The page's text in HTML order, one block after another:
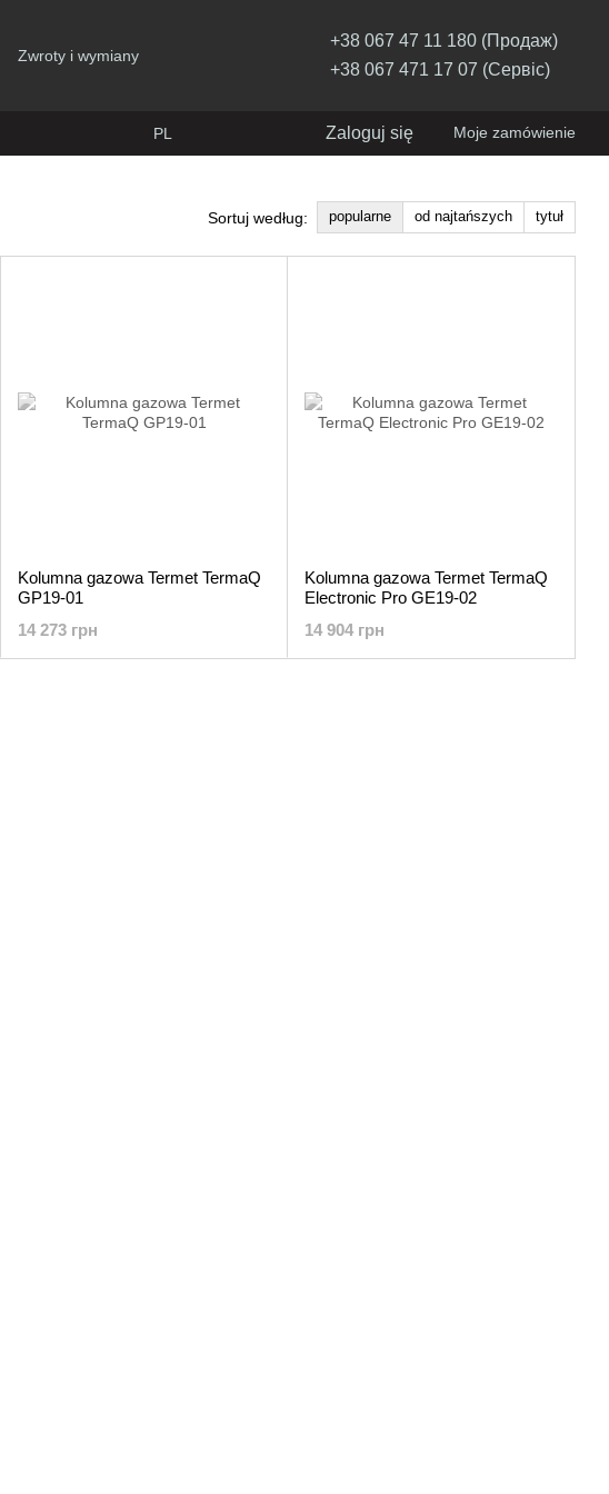
Zwroty i wymiany
+38 067 47 11 180 (Продаж)
+38 067 471 17 07 (Сервіс)
PL Zaloguj się Moje zamówienie
Sortuj według: popularne od najtańszych tytuł
Kolumna gazowa Termet TermaQ
GP19-01
14 273 грн
Kolumna gazowa Termet TermaQ
Electronic Pro GE19-02
14 904 грн